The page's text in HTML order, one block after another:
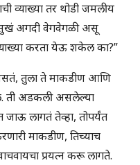
व्याख्या तर थोडी जमलीय
सुखं अगदी वेगवेगळी असू
करता येऊ शकेल का?”
तुला ते माकडीण आणि
ती अडकली असलेल्या
जाऊ लागतं तेव्हा, तोपर्यंत
माकडीण, तिच्याच
प्रयत्न करू लागते.